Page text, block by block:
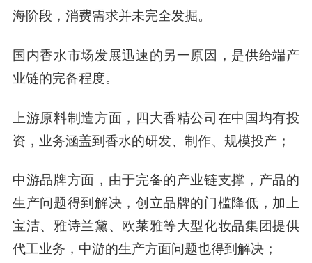
海阶段，消费需求并未完全发掘。
国内香水市场发展迅速的另一原因， 是供给端产
业链的完备程度。
上游原料制造方面，四大香精公司在中国均有投
资，业务涵盖到香水的研发、制作、规模投产；
中游品牌方面，由于完备的产业链支撑，产品的
生产问题得到解决，创立品牌的门槛降低， 加上
宝洁、雅诗兰黛、 欧莱雅等大型化妆品集团提供
代工业务，中游的生产方面问题也得到解决；